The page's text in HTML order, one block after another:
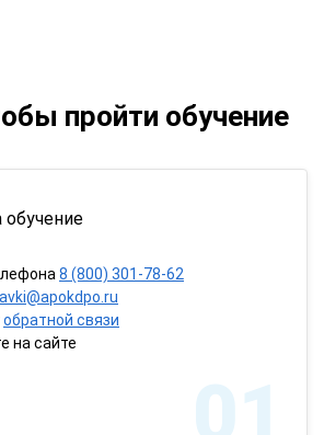
пройти обучение
обучение
8 (800) 301-78-62
обратной связи
на сайте
01